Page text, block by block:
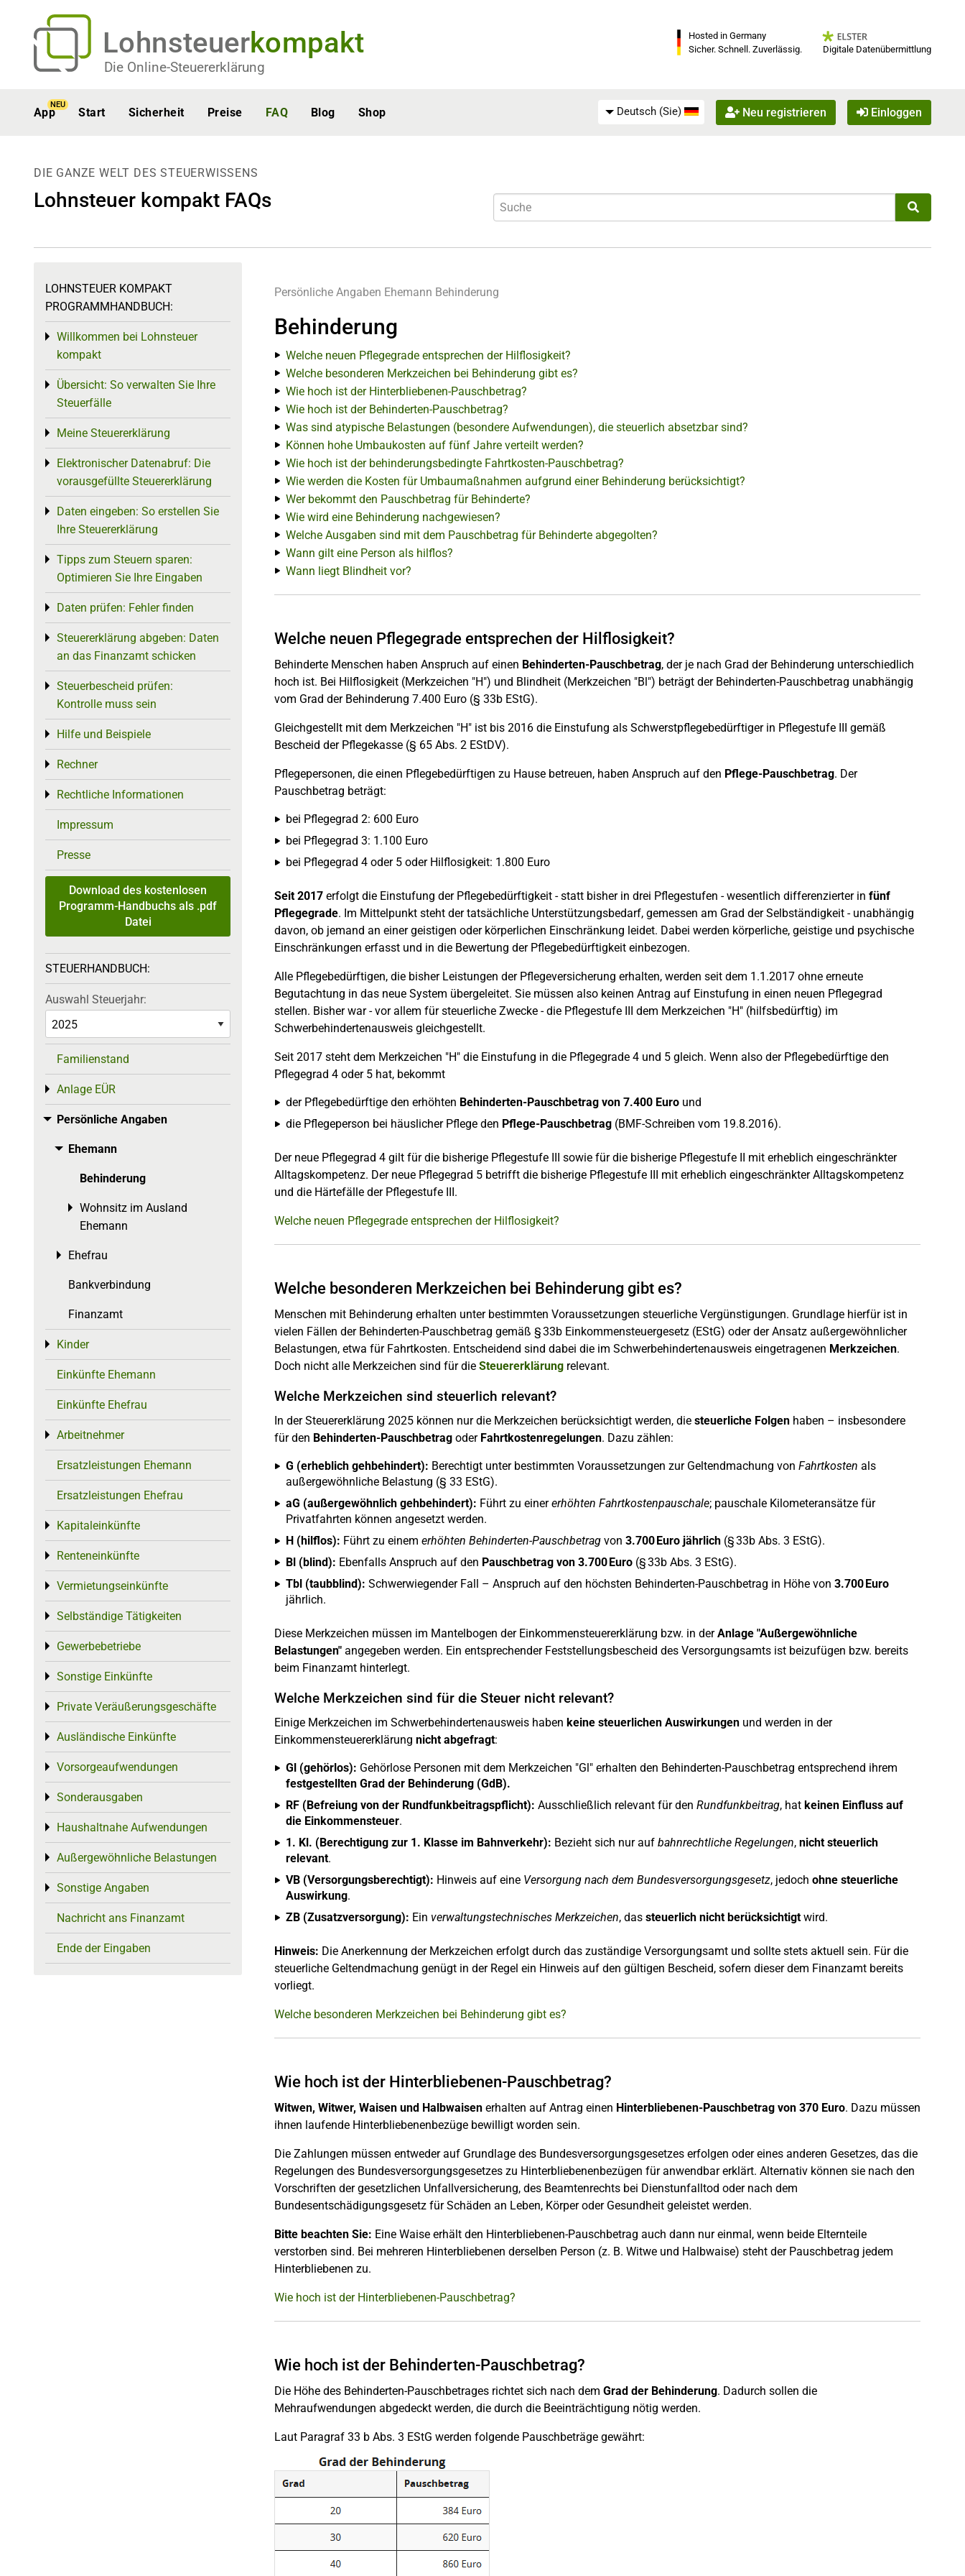
Lohnsteuerkompakt
Die Online-Steuererklärung
Hosted in Germany
Sicher. Schnell. Zuverlässig.
Digitale Datenübermittlung
App
NEU
Start Sicherheit Preise FAQ Blog Shop Deutsch (Sie) Neu registrieren Einloggen
DIE GANZE WELT DES STEUERWISSENS
Lohnsteuer kompakt FAQs
Persönliche Angaben Ehemann Behinderung
Behinderung
Welche neuen Pflegegrade entsprechen der Hilflosigkeit?
Welche besonderen Merkzeichen bei Behinderung gibt es?
Wie hoch ist der Hinterbliebenen-Pauschbetrag?
Wie hoch ist der Behinderten-Pauschbetrag?
Was sind atypische Belastungen (besondere Aufwendungen), die steuerlich absetzbar sind?
Können hohe Umbaukosten auf fünf Jahre verteilt werden?
Wie hoch ist der behinderungsbedingte Fahrtkosten-Pauschbetrag?
Wie werden die Kosten für Umbaumaßnahmen aufgrund einer Behinderung berücksichtigt?
Wer bekommt den Pauschbetrag für Behinderte?
Wie wird eine Behinderung nachgewiesen?
Welche Ausgaben sind mit dem Pauschbetrag für Behinderte abgegolten?
Wann gilt eine Person als hilflos?
Wann liegt Blindheit vor?
Welche neuen Pflegegrade entsprechen der Hilflosigkeit?
Behinderte Menschen haben Anspruch auf einen Behinderten-Pauschbetrag, der je nach Grad der Behinderung unterschiedlich
hoch ist. Bei Hilflosigkeit (Merkzeichen "H") und Blindheit (Merkzeichen "Bl") beträgt der Behinderten-Pauschbetrag unabhängig
vom Grad der Behinderung 7.400 Euro (§ 33b EStG).
Gleichgestellt mit dem Merkzeichen "H" ist bis 2016 die Einstufung als Schwerstpflegebedürftiger in Pflegestufe III gemäß
Bescheid der Pflegekasse (§ 65 Abs. 2 EStDV).
Pflegepersonen, die einen Pflegebedürftigen zu Hause betreuen, haben Anspruch auf den Pflege-Pauschbetrag. Der
Pauschbetrag beträgt:
bei Pflegegrad 2: 600 Euro
bei Pflegegrad 3: 1.100 Euro
bei Pflegegrad 4 oder 5 oder Hilflosigkeit: 1.800 Euro
Seit 2017 erfolgt die Einstufung der Pflegebedürftigkeit - statt bisher in drei Pflegestufen - wesentlich differenzierter in fünf
Pflegegrade. Im Mittelpunkt steht der tatsächliche Unterstützungsbedarf, gemessen am Grad der Selbständigkeit - unabhängig
davon, ob jemand an einer geistigen oder körperlichen Einschränkung leidet. Dabei werden körperliche, geistige und psychische
Einschränkungen erfasst und in die Bewertung der Pflegebedürftigkeit einbezogen.
Alle Pflegebedürftigen, die bisher Leistungen der Pflegeversicherung erhalten, werden seit dem 1.1.2017 ohne erneute
Begutachtung in das neue System übergeleitet. Sie müssen also keinen Antrag auf Einstufung in einen neuen Pflegegrad
stellen. Bisher war - vor allem für steuerliche Zwecke - die Pflegestufe III dem Merkzeichen "H" (hilfsbedürftig) im
Schwerbehindertenausweis gleichgestellt.
Seit 2017 steht dem Merkzeichen "H" die Einstufung in die Pflegegrade 4 und 5 gleich. Wenn also der Pflegebedürftige den
Pflegegrad 4 oder 5 hat, bekommt
der Pflegebedürftige den erhöhten Behinderten-Pauschbetrag von 7.400 Euro und
die Pflegeperson bei häuslicher Pflege den Pflege-Pauschbetrag (BMF-Schreiben vom 19.8.2016).
Der neue Pflegegrad 4 gilt für die bisherige Pflegestufe III sowie für die bisherige Pflegestufe II mit erheblich eingeschränkter
Alltagskompetenz. Der neue Pflegegrad 5 betrifft die bisherige Pflegestufe III mit erheblich eingeschränkter Alltagskompetenz
und die Härtefälle der Pflegestufe III.
Welche neuen Pflegegrade entsprechen der Hilflosigkeit?
Welche besonderen Merkzeichen bei Behinderung gibt es?
Menschen mit Behinderung erhalten unter bestimmten Voraussetzungen steuerliche Vergünstigungen. Grundlage hierfür ist in
vielen Fällen der Behinderten-Pauschbetrag gemäß § 33b Einkommensteuergesetz (EStG) oder der Ansatz außergewöhnlicher
Belastungen, etwa für Fahrtkosten. Entscheidend sind dabei die im Schwerbehindertenausweis eingetragenen Merkzeichen.
Doch nicht alle Merkzeichen sind für die Steuererklärung relevant.
Welche Merkzeichen sind steuerlich relevant?
In der Steuererklärung 2025 können nur die Merkzeichen berücksichtigt werden, die steuerliche Folgen haben – insbesondere
für den Behinderten-Pauschbetrag oder Fahrtkostenregelungen. Dazu zählen:
G (erheblich gehbehindert): Berechtigt unter bestimmten Voraussetzungen zur Geltendmachung von Fahrtkosten als
außergewöhnliche Belastung (§ 33 EStG).
aG (außergewöhnlich gehbehindert): Führt zu einererhöhten Fahrtkostenpauschale; pauschale Kilometeransätze für
Privatfahrten können angesetzt werden.
H (hilflos): Führt zu einem erhöhten Behinderten-Pauschbetrag von 3.700 Euro jährlich (§ 33b Abs. 3 EStG).
Bl (blind): Ebenfalls Anspruch auf den Pauschbetrag von 3.700 Euro (§ 33b Abs. 3 EStG).
Tbl (taubblind): Schwerwiegender Fall – Anspruch auf den höchsten Behinderten-Pauschbetrag in Höhe von 3.700 Euro
jährlich.
Diese Merkzeichen müssen im Mantelbogen der Einkommensteuererklärung bzw. in derAnlage "Außergewöhnliche
Belastungen" angegeben werden. Ein entsprechender Feststellungsbescheid des Versorgungsamts ist beizufügen bzw. bereits
beim Finanzamt hinterlegt.
Welche Merkzeichen sind für die Steuer nicht relevant?
Einige Merkzeichen im Schwerbehindertenausweis haben keine steuerlichen Auswirkungen und werden in der
Einkommensteuererklärung nicht abgefragt:
Gl (gehörlos): Gehörlose Personen mit dem Merkzeichen "Gl" erhalten den Behinderten-Pauschbetrag entsprechend ihrem
festgestellten Grad der Behinderung (GdB).
RF (Befreiung von der Rundfunkbeitragspflicht): Ausschließlich relevant für den Rundfunkbeitrag, hat keinen Einfluss auf
die Einkommensteuer.
1. Kl. (Berechtigung zur 1. Klasse im Bahnverkehr): Bezieht sich nur auf bahnrechtliche Regelungen, nicht steuerlich
relevant.
VB (Versorgungsberechtigt): Hinweis auf eine Versorgung nach dem Bundesversorgungsgesetz, jedoch ohne steuerliche
Auswirkung.
ZB (Zusatzversorgung): Ein verwaltungstechnisches Merkzeichen, das steuerlich nicht berücksichtigtwird.
Hinweis: Die Anerkennung der Merkzeichen erfolgt durch das zuständige Versorgungsamt und sollte stets aktuell sein. Für die
steuerliche Geltendmachung genügt in der Regel ein Hinweis auf den gültigen Bescheid, sofern dieser dem Finanzamt bereits
vorliegt.
Welche besonderen Merkzeichen bei Behinderung gibt es?
Wie hoch ist der Hinterbliebenen-Pauschbetrag?
Witwen, Witwer, Waisen und Halbwaisen erhalten auf Antrag einen Hinterbliebenen-Pauschbetrag von 370 Euro. Dazu müssen
ihnen laufende Hinterbliebenenbezüge bewilligt worden sein.
Die Zahlungen müssen entweder auf Grundlage des Bundesversorgungsgesetzes erfolgen oder eines anderen Gesetzes, das die
Regelungen des Bundesversorgungsgesetzes zu Hinterbliebenenbezügen für anwendbar erklärt. Alternativ können sie nach den
Vorschriften der gesetzlichen Unfallversicherung, des Beamtenrechts bei Dienstunfalltod oder nach dem
Bundesentschädigungsgesetz für Schäden an Leben, Körper oder Gesundheit geleistet werden.
Bitte beachten Sie: Eine Waise erhält den Hinterbliebenen-Pauschbetrag auch dann nur einmal, wenn beide Elternteile
verstorben sind. Bei mehreren Hinterbliebenen derselben Person (z. B. Witwe und Halbwaise) steht der Pauschbetrag jedem
Hinterbliebenen zu.
Wie hoch ist der Hinterbliebenen-Pauschbetrag?
Wie hoch ist der Behinderten-Pauschbetrag?
Die Höhe des Behinderten-Pauschbetrages richtet sich nach dem Grad der Behinderung. Dadurch sollen die
Mehraufwendungen abgedeckt werden, die durch die Beeinträchtigung nötig werden.
Laut Paragraf 33 b Abs. 3 EStG werden folgende Pauschbeträge gewährt:
LOHNSTEUER KOMPAKT
PROGRAMMHANDBUCH:
Willkommen bei Lohnsteuer
kompakt
Toggle menu
Übersicht: So verwalten Sie Ihre
Steuerfälle
Toggle menu
Meine Steuererklärung
Toggle menu
Elektronischer Datenabruf: Die
vorausgefüllte Steuererklärung
Toggle menu
Daten eingeben: So erstellen Sie
Ihre Steuererklärung
Toggle menu
Tipps zum Steuern sparen:
Optimieren Sie Ihre Eingaben
Toggle menu
Daten prüfen: Fehler finden
Toggle menu
Steuererklärung abgeben: Daten
an das Finanzamt schicken
Toggle menu
Steuerbescheid prüfen:
Kontrolle muss sein
Toggle menu
Hilfe und Beispiele
Toggle menu
Rechner
Toggle menu
Rechtliche Informationen
Toggle menu
Impressum
Presse
Download des kostenlosen
Programm-Handbuchs als .pdf
Datei
STEUERHANDBUCH:
Auswahl Steuerjahr:
Familienstand
Anlage EÜR
Toggle menu
Persönliche Angaben
Toggle menu
Ehemann
Toggle menu
Behinderung
Wohnsitz im Ausland
Ehemann
Toggle menu
Ehefrau
Toggle menu
Bankverbindung
Finanzamt
Kinder
Toggle menu
Einkünfte Ehemann
Einkünfte Ehefrau
Arbeitnehmer
Toggle menu
Ersatzleistungen Ehemann
Ersatzleistungen Ehefrau
Kapitaleinkünfte
Toggle menu
Renteneinkünfte
Toggle menu
Vermietungseinkünfte
Toggle menu
Selbständige Tätigkeiten
Toggle menu
Gewerbebetriebe
Toggle menu
Sonstige Einkünfte
Toggle menu
Private Veräußerungsgeschäfte
Toggle menu
Ausländische Einkünfte
Toggle menu
Vorsorgeaufwendungen
Toggle menu
Sonderausgaben
Toggle menu
Haushaltnahe Aufwendungen
Toggle menu
Außergewöhnliche Belastungen
Toggle menu
Sonstige Angaben
Toggle menu
Nachricht ans Finanzamt
Ende der Eingaben